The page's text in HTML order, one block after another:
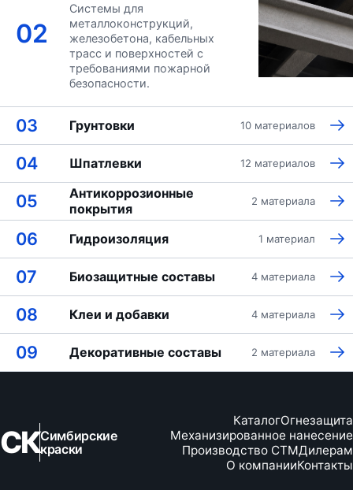
02
Системы для
металлоконструкций,
железобетона, кабельных
трасс и поверхностей с
требованиями пожарной
безопасности.
03 Грунтовки 10 материалов
04 Шпатлевки 12 материалов
05
Антикоррозионные
покрытия
2 материала
06 Гидроизоляция 1 материал
07 Биозащитные составы 4 материала
08 Клеи и добавки 4 материала
09 Декоративные составы 2 материала
СКСимбирские
краски
КаталогОгнезащита
Механизированное нанесение
Производство СТМДилерам
О компанииКонтакты